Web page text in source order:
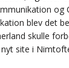
og
blev det
skulle
site i